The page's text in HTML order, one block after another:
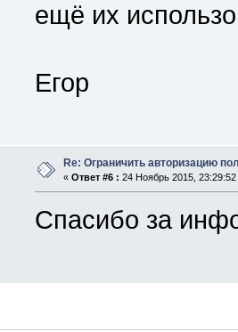
ещё их
Егор
Re: Ограничить авторизацию
« Ответ #6 : 24 Ноябрь 2015, 23:29:52
Спасибо за